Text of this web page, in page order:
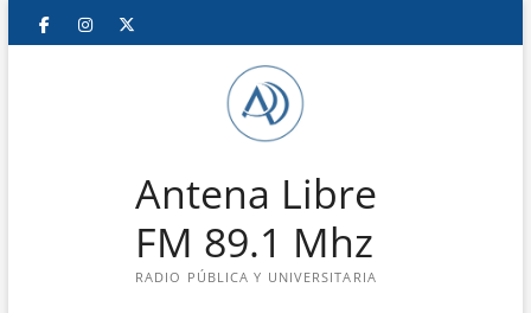
Saltar
FacebookInstagram
Antena Libre
FM 89.1 Mhz
RADIO PÚBLICA Y UNIVERSITARIA